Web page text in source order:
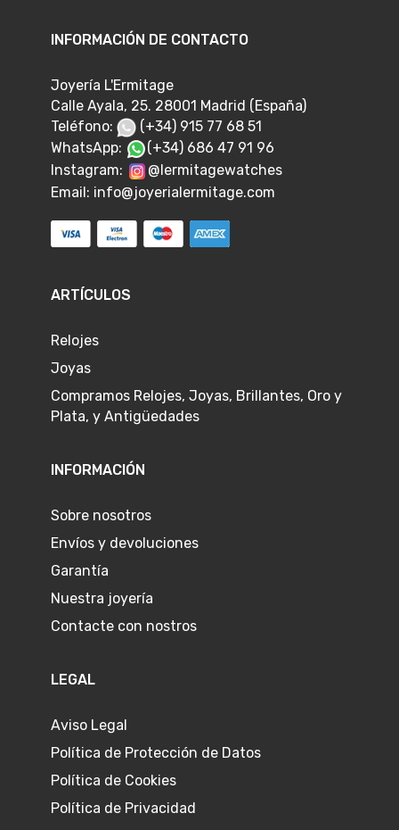
INFORMACIÓN DE CONTACTO
Joyería L'Ermitage
Calle Ayala, 25. 28001 Madrid (España)
Teléfono:
(+34) 915 77 68 51
WhatsApp:
(+34) 686 47 91 96
Instagram:
@lermitagewatches
Email: info@joyerialermitage.com
ARTÍCULOS
Relojes
Joyas
Compramos Relojes, Joyas, Brillantes, Oro y
Plata, y Antigüedades
INFORMACIÓN
Sobre nosotros
Envíos y devoluciones
Garantía
Nuestra joyería
Contacte con nostros
LEGAL
Aviso Legal
Política de Protección de Datos
Política de Cookies
Política de Privacidad